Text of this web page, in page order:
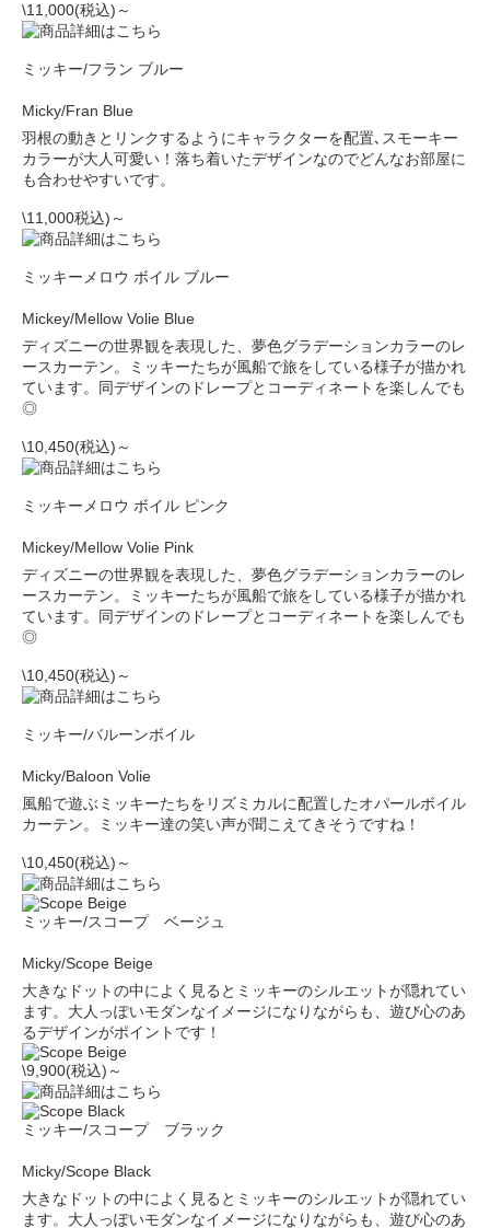
\11,000(税込)～
ミッキー/フラン ブルー
Micky/Fran Blue
羽根の動きとリンクするようにキャラクターを配置､スモーキー
カラーが大人可愛い！落ち着いたデザインなのでどんなお部屋に
も合わせやすいです。
\11,000税込)～
ミッキーメロウ ボイル ブルー
Mickey/Mellow Volie Blue
ディズニーの世界観を表現した、夢色グラデーションカラーのレ
ースカーテン。ミッキーたちが風船で旅をしている様子が描かれ
ています。同デザインのドレープとコーディネートを楽しんでも
◎
\10,450(税込)～
ミッキーメロウ ボイル ピンク
Mickey/Mellow Volie Pink
ディズニーの世界観を表現した、夢色グラデーションカラーのレ
ースカーテン。ミッキーたちが風船で旅をしている様子が描かれ
ています。同デザインのドレープとコーディネートを楽しんでも
◎
\10,450(税込)～
ミッキー/バルーンボイル
Micky/Baloon Volie
風船で遊ぶミッキーたちをリズミカルに配置したオパールボイル
カーテン。ミッキー達の笑い声が聞こえてきそうですね！
\10,450(税込)～
ミッキー/スコープ ベージュ
Micky/Scope Beige
大きなドットの中によく見るとミッキーのシルエットが隠れてい
ます。大人っぽいモダンなイメージになりながらも、遊び心のあ
るデザインがポイントです！
\9,900(税込)～
ミッキー/スコープ ブラック
Micky/Scope Black
大きなドットの中によく見るとミッキーのシルエットが隠れてい
ます。大人っぽいモダンなイメージになりながらも、遊び心のあ